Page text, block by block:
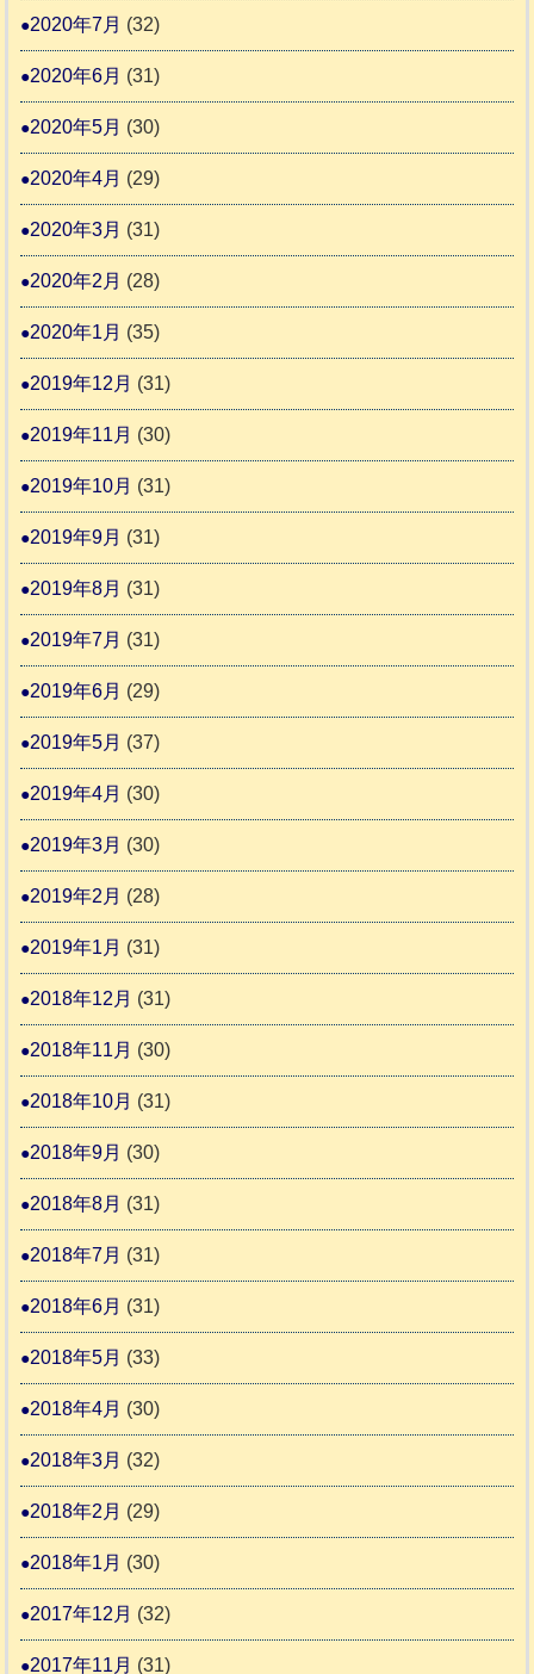
2020年7月 (32)
2020年6月 (31)
2020年5月 (30)
2020年4月 (29)
2020年3月 (31)
2020年2月 (28)
2020年1月 (35)
2019年12月 (31)
2019年11月 (30)
2019年10月 (31)
2019年9月 (31)
2019年8月 (31)
2019年7月 (31)
2019年6月 (29)
2019年5月 (37)
2019年4月 (30)
2019年3月 (30)
2019年2月 (28)
2019年1月 (31)
2018年12月 (31)
2018年11月 (30)
2018年10月 (31)
2018年9月 (30)
2018年8月 (31)
2018年7月 (31)
2018年6月 (31)
2018年5月 (33)
2018年4月 (30)
2018年3月 (32)
2018年2月 (29)
2018年1月 (30)
2017年12月 (32)
2017年11月 (31)